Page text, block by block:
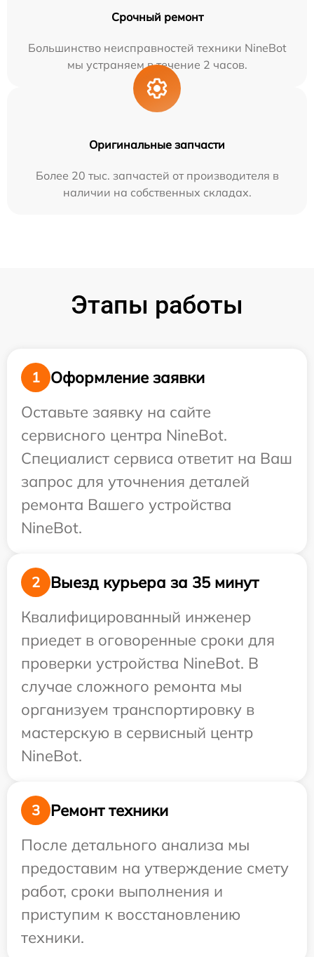
Срочный ремонт
Большинство неисправностей техники NineBot
мы устраняем в течение 2 часов.
Оригинальные запчасти
Более 20 тыс. запчастей от производителя в
наличии на собственных складах.
Этапы работы
1
Оформление заявки
Оставьте заявку на сайте
сервисного центра NineBot.
Специалист сервиса ответит на Ваш
запрос для уточнения деталей
ремонта Вашего устройства
NineBot.
2
Выезд курьера за 35 минут
Квалифицированный инженер
приедет в оговоренные сроки для
проверки устройства NineBot. В
случае сложного ремонта мы
организуем транспортировку в
мастерскую в сервисный центр
NineBot.
3
Ремонт техники
После детального анализа мы
предоставим на утверждение смету
работ, сроки выполнения и
приступим к восстановлению
техники.